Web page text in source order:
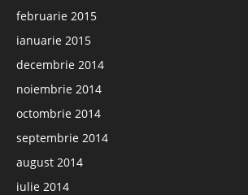
februarie 2015
ianuarie 2015
decembrie 2014
noiembrie 2014
octombrie 2014
septembrie 2014
august 2014
iulie 2014